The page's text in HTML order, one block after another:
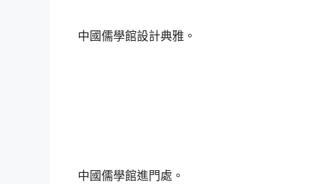
中國儒學館設計典雅。
中國儒學館進門處。